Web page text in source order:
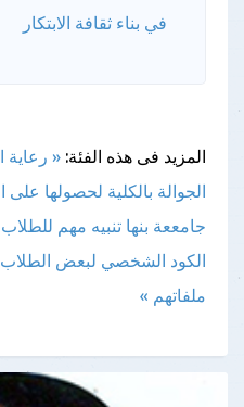
في بناء ثقافة الابتكار
المزيد فى هذه الفئة: « رعاية
الجوالة بالكلية لحصولها
جامععة بنها تنبيه مهم
الكود الشخصي لبعض الطلاب
ملفاتهم »